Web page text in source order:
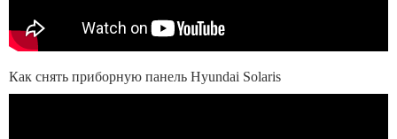
Как снять приборную панель Hyundai Solaris